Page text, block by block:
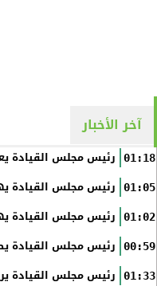
آخر الأخبار
01:18 رئيس مجلس القيادة
01:05 رئيس مجلس القيادة
01:02 رئيس مجلس القيادة
00:59 رئيس مجلس القيادة
01:33 رئيس مجلس القيادة